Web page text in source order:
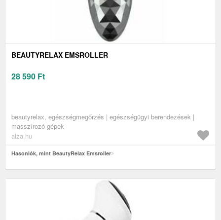
BEAUTYRELAX EMSROLLER
28 590 Ft
beautyrelax, egészségmegőrzés | egészségügyi berendezések |
masszírozó gépek
alza.hu
Hasonlók, mint BeautyRelax Emsroller